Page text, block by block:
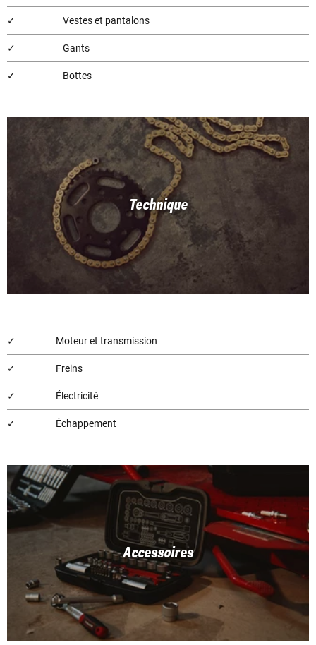
✓ Vestes et pantalons
✓ Gants
✓ Bottes
Technique
✓ Moteur et transmission
✓ Freins
✓ Électricité
✓ Échappement
Accessoires